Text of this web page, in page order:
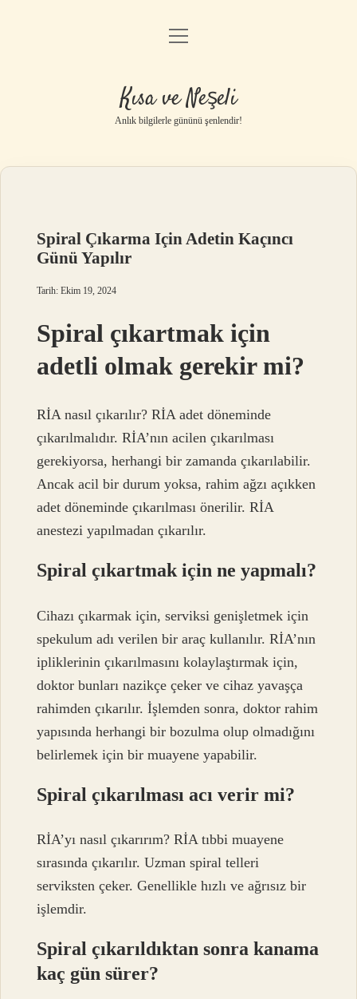
Anasayfa
Yasal Uyarı
menüyü
Kısa ve Neşeli
Anlık bilgilerle gününü şenlendir!
Spiral Çıkarma Için Adetin Kaçıncı
Günü Yapılır
Tarih: Ekim 19, 2024
Spiral çıkartmak için
adetli olmak gerekir mi?
RİA nasıl çıkarılır? RİA adet döneminde
çıkarılmalıdır. RİA’nın acilen çıkarılması
gerekiyorsa, herhangi bir zamanda çıkarılabilir.
Ancak acil bir durum yoksa, rahim ağzı açıkken
adet döneminde çıkarılması önerilir. RİA
anestezi yapılmadan çıkarılır.
Spiral çıkartmak için ne yapmalı?
Cihazı çıkarmak için, serviksi genişletmek için
spekulum adı verilen bir araç kullanılır. RİA’nın
ipliklerinin çıkarılmasını kolaylaştırmak için,
doktor bunları nazikçe çeker ve cihaz yavaşça
rahimden çıkarılır. İşlemden sonra, doktor rahim
yapısında herhangi bir bozulma olup olmadığını
belirlemek için bir muayene yapabilir.
Spiral çıkarılması acı verir mi?
RİA’yı nasıl çıkarırım? RİA tıbbi muayene
sırasında çıkarılır. Uzman spiral telleri
serviksten çeker. Genellikle hızlı ve ağrısız bir
işlemdir.
Spiral çıkarıldıktan sonra kanama
kaç gün sürer?